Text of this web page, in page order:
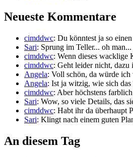
Neueste Kommentare
cimddwc: Du könntest ja so
Sari: Sprung im Teller... oh man...
cimddwc: Wenn dieses wacklige
cimddwc: Geht leider nicht, dazu
Angela: Voll schön, da würde
Angela: Ist ja witzig, wie sich das
cimddwc: Aber höchstens
Sari: Wow, so viele Details, das
cimddwc: Habt ihr da überhaupt
Sari: Klingt nach einem guten
An diesem Tag